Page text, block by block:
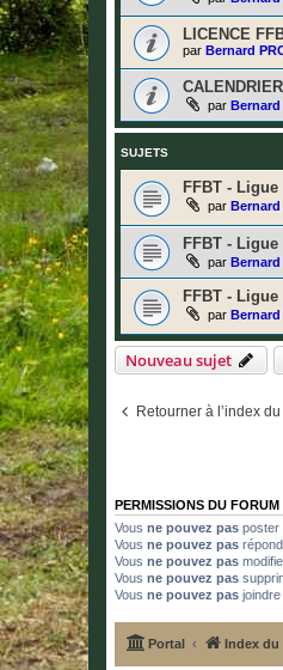
LICENCE
par Bernard
par Bernard
SUJETS
FFBT -
par Bernard
FFBT -
par Bernard
FFBT -
par Bernard
Nouveau sujet
Retourner à l’index
PERMISSIONS DU FORUM
Vous ne pouvez pas poster
Vous ne pouvez pas
Vous ne pouvez pas
Vous ne pouvez pas
Vous ne pouvez pas
Portal Index du